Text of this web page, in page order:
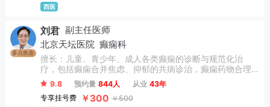
西医
多点执业
刘君 副主任医师
北京天坛医院 癫痫科
擅长：儿童、青少年、成人各类癫痫的诊断与规范化治
疗，包括癫痫合并焦虑、抑郁的共病诊治，癫痫药物合理
化应用及长程管理：难治性癫痫术前评估；脑电图判读；
睡眠障碍及发作性疾病（如发作性睡病、夜间惊厥等）。
9.8 预约量 844人 从业 43年
专享挂号费
￥300 ￥500